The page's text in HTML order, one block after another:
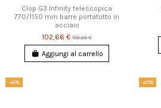
Clop G3 Infinity telescopica
770/1150 mm barre portatutto in
acciaio
102,66 €186,66 €
Aggiungi al carrello
-40% -45%